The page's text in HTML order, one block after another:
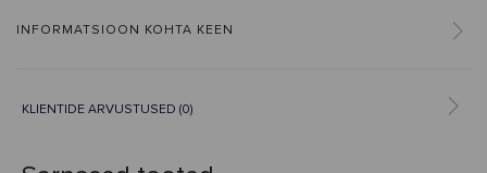
INFORMATSIOON KOHTA KEEN
KLIENTIDE ARVUSTUSED (0)